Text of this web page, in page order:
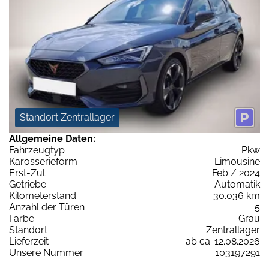
Standort Zentrallager
Allgemeine Daten:
Fahrzeugtyp
Pkw
Karosserieform
Limousine
Erst-Zul.
Feb / 2024
Getriebe
Automatik
Kilometerstand
30.036 km
Anzahl der Türen
5
Farbe
Grau
Standort
Zentrallager
Lieferzeit
ab ca. 12.08.2026
Unsere Nummer
103197291